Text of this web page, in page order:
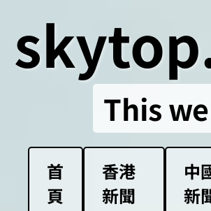
This
首
頁
香港
新聞
中
新